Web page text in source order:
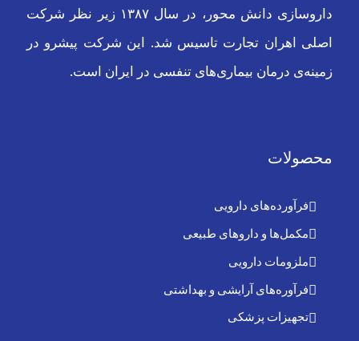
داروسازی دانش محور، در سال ۱۳۸۷ زیر نظر شرکت
اصلی اهران تجارت تاسیس شد. این شرکت پیشرو در
زمینه‌ی درمان بیماری‌های تنفسی در ایران است.
محصولات
فرآورده‌های دارویی
مکمل‌ها و داروهای طبیعی
ملزومات دارویی
فرآوره‌های آرایشی و بهداشتی
تجهیزات پزشکی